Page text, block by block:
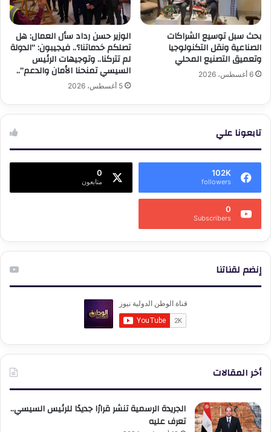
بحث سبل توسيع الشراكات
الصناعية ونقل التكنولوجيا
وتعميق التصنيع المحلي
6 أغسطس، 2026
الوزير حسن رداد سأل العمال: هل
تصلكم خدماتنا؟.. فيجيبون: “الدولة
لم تتركنا.. وتوجيهات الرئيس
السيسي تمنحنا الأمان والدعم”..
5 أغسطس، 2026
تابعونا علي
102K
followers
0
متابعون
0
Subscribers
إنضم لقناتنا
أخر المقالات
الجريدة الرسمية تنشر قرارًا جديدًا للرئيس السيسي..
تعرف عليه